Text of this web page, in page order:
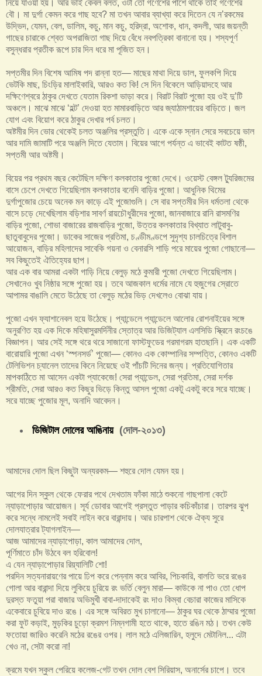
নিয়ে যাওয়া হয়। আর ভাই কেবল বলত, ওটা তো গণেশের পাশে থাকে তাই গণেশের
বৌ। মা দুর্গা কেমন করে গাছ হবে? মা তখন আবার ব্যাখ্যা করে দিতেন যে ন’রকমের
উদ্ভিদ, যেমন, বেল, ডালিম, কচু, মান কচু, হরিদ্রা, অশোক, ধান, কদলী, আর জয়ন্তী
গাছের চারাকে শ্বেত অপরাজিতা গাছ দিয়ে বেঁধে নবপত্রিকা বানানো হয়। শস্যপূর্ণ
বসুন্ধরার প্রতীক রূপে চার দিন ধরে মা পূজিত হন।
সপ্তমীর দিন বিশেষ আমিষ পদ রান্না হত— মাছের মাথা দিয়ে ডাল, ফুলকপি দিয়ে
ভেটকি মাছ, চিংড়ির মালাইকারি, আরও কত কি! সে দিন বিকেলে আড়িয়াদহে আর
দক্ষিণেশ্বরে ঠাকুর দেখতে যেতাম রিকশা ভাড়া করে। বিরাট বিরাট পুজো হয় ওই দু’টি
অঞ্চলে। মাঝে মাঝে ‘হল্ট’ দেওয়া হত মামারবাড়িতে আর জ্যাঠামশায়ের বাড়িতে। জল
যোগ এবং বিয়োগ করে ঠাকুর দেখার পর্ব চলত।
অষ্টমীর দিন ভোর থেকেই চলত অঞ্জলির প্রস্তুতি। একে একে স্নান সেরে সবচেয়ে ভাল
আর দামি জামাটি পরে অঞ্জলি দিতে যেতাম। বিয়ের আগে পর্যন্ত এ ভাবেই কাটত ষষ্ঠী,
সপ্তমী আর অষ্টমী।
বিয়ের পর প্রথম বছর কেটেছিল দক্ষিণ কলকাতার পুজো দেখে। ওয়েস্ট বেঙ্গল ট্যুরিজমের
বাসে চেপে দেখতে গিয়েছিলাম কলকাতার বনেদি বাড়ির পুজো। আধুনিক থিমের
দুর্গাপুজোর চেয়ে অনেক মন কাড়ে এই পুজোগুলি। সে বার সপ্তমীর দিন ধর্মতলা থেকে
বাসে চড়ে দেখেছিলাম বড়িশার সাবর্ণ রায়চৌধুরীদের পুজো, জানবাজারে রানি রাসমণির
বাড়ির পুজো, শোভা বাজারের রাজবাড়ির পুজো, উত্তর কলকাতার বিখ্যাত লাটুবাবু-
ছাতুবাবুদের পুজো। ডাকের সাজের প্রতিমা, চণ্ডীমণ্ডপে সুদৃশ্য চালচিত্রে বিশাল
আয়োজন, বাড়ির মহিলাদের সাবেকি গয়না ও বেনারসি শাড়ি পরে মায়ের পুজো গোছানো—
সব কিছুতেই ঐতিহ্যের ছাপ।
আর এক বার আমরা একটা গাড়ি নিয়ে বেলুড় মঠে কুমারী পুজো দেখতে গিয়েছিলাম।
সেখানেও খুব নিষ্ঠার সঙ্গে পুজো হয়। তবে আজকাল ধর্মের নামে যে হুজুগের স্রোতে
আপামর বাঙালি মেতে উঠেছে তা বেলুড় মঠের ভিড় দেখলেও বোঝা যায়।
পুজো এখন ফ্যাশানেবল হয়ে উঠেছে। প্যান্ডেলে প্যান্ডেলে আলোর রোশনাইয়ের সঙ্গে
অনুরণিত হয় এক দিকে মহিষাসুরমর্দিনীর স্তোত্র আর ডিজিট্যাল এলসিডি স্ক্রিনে রংচঙে
বিজ্ঞাপন। আর সেই সঙ্গে থরে থরে সাজানো ফাস্টফুডের গরমাগরম হাতছানি। এক একটি
বারোয়ারি পুজো এখন ‘স্পনসর্ড’ পুজো— কোনও এক কোম্পানির সম্পত্তি, কোনও একটি
টেলিভিশন চ্যানেল তাদের কিনে নিয়েছে ওই পাঁচটি দিনের জন্য। প্রতিযোগিতার
মাপকাঠিতে মা আসেন একটা প্যাকেজে! সেরা প্যান্ডেল, সেরা প্রতিমা, সেরা দর্শক
শ্রীমতি, সেরা আরও কত কিছুর ভিড়ে কিন্তু আসল পুজো একটু একটু করে সরে যাচ্ছে।
সরে যাচ্ছে পুজোর মূল, অনাদি আবেদন।
ডিজিটাল দোলের আঙিনায়(দোল-২০১৩)
আমাদের দোল ছিল কিছুটা অন্যরকম— শহুরে দোল যেমন হয়।
আগের দিন স্কুল থেকে ফেরার পথে দেখতাম ফাঁকা মাঠে শুকনো গাছপালা কেটে
ন্যাড়াপোড়ার আয়োজন। সূর্য ডোবার আগেই প্রস্তুত পাড়ার কচিকাঁচারা। তারপর ঝুপ
করে সন্ধে নামলেই সবাই লাইন করে বারান্দায়। আর চারপাশ থেকে ঐক্য সুরে
দোলযাত্রার ট্যাগলাইন—
আজ আমাদের ন্যাড়াপোড়া, কাল আমাদের দোল,
পূর্ণিমাতে চাঁদ উঠবে বল হরিবোল!
এ যেন ন্যাড়াপোড়ার রিয়্যালিটি শো!
পরদিন সত্যনারায়ণের পায়ে ঢিপ করে পেন্নাম করে আবির, পিচকারি, বালতি ভরে রঙের
গোলা আর বারান্দা দিয়ে লুকিয়ে চুরিয়ে রং ভর্তি বেলুন মারা— কাউকে না পাও তো ধোপ
দুরস্ত ফতুয়া পরা বাজার অভিমুখী বাবা-দাদাকেই রং দাও কিম্বা বেচারা কাজের মাসিকে
একেবারে চুবিয়ে দাও রঙে। এর সঙ্গে অবিরত মুখ চালানো— ঠাকুর ঘর থেকে ঠাম্মার পুজো
করা ফুট কড়াই, মুড়কির চুড়ো ক্রমশ নিম্নগামী হতে থাকে, হাতে রঙিন মঠ। তখন কেউ
ফতোয়া জারিও করেনি মঠের রঙের ওপর। লাল মঠে এলিজারিন, হলুদে মেটানিল... এটা
খেও না, সেটা করো না!
ক্রমে যখন স্কুল পেরিয়ে কলেজ-গেট তখন দোল বেশ সিরিয়াস, অনার্সের চাপে। তবে